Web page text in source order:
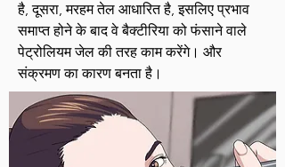
है, दूसरा, मरहम तेल आधारित है, इसलिए प्रभाव
समाप्त होने के बाद वे बैक्टीरिया को फंसाने वाले
पेट्रोलियम जेल की तरह काम करेंगे। और
संक्रमण का कारण बनता है।